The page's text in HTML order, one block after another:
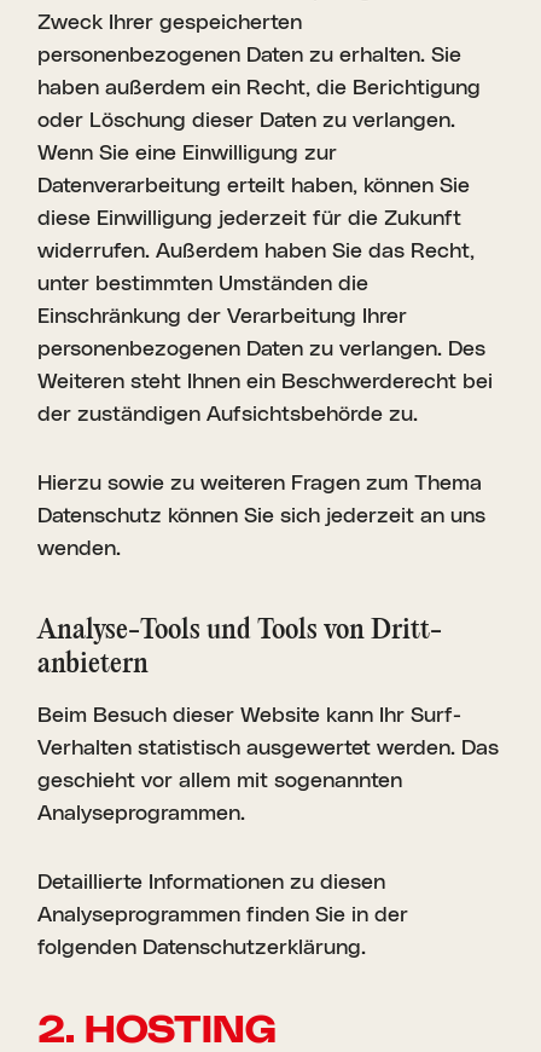
Zweck Ihrer gespeicherten
personenbezogenen Daten zu erhalten. Sie
haben außerdem ein Recht, die Berichtigung
oder Löschung dieser Daten zu verlangen.
Wenn Sie eine Einwilligung zur
Datenverarbeitung erteilt haben, können Sie
diese Einwilligung jederzeit für die Zukunft
widerrufen. Außerdem haben Sie das Recht,
unter bestimmten Umständen die
Einschränkung der Verarbeitung Ihrer
personenbezogenen Daten zu verlangen. Des
Weiteren steht Ihnen ein Beschwerderecht bei
der zuständigen Aufsichtsbehörde zu.
Hierzu sowie zu weiteren Fragen zum Thema
Datenschutz können Sie sich jederzeit an uns
wenden.
Analyse-Tools und Tools von Dritt­
anbietern
Beim Besuch dieser Website kann Ihr Surf-
Verhalten statistisch ausgewertet werden. Das
geschieht vor allem mit sogenannten
Analyseprogrammen.
Detaillierte Informationen zu diesen
Analyseprogrammen finden Sie in der
folgenden Datenschutzerklärung.
2. HOSTING